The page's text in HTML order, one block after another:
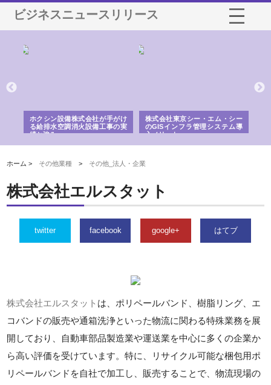
ビジネスニュースリリース
ホクシン設備株式会社が手がけ
る給排水空調消火設備工事の実
績と強み
株式会社東京シー・エム・シー
のGISインフラ管理システム導
入メリット
ホーム > その他業種 > その他_法人・企業
株式会社エルスタット
twitter facebook google+ はてブ
株式会社エルスタット は、ポリペールバンド、樹脂リング、エ
コバンドの販売や通箱洗浄といった物流に関わる特殊業務を展
開しており、自動車部品製造業や運送業を中心に多くの企業か
ら高い評価を受けています。特に、リサイクル可能な梱包用ポ
リペールバンドを自社で加工し、販売することで、物流現場の